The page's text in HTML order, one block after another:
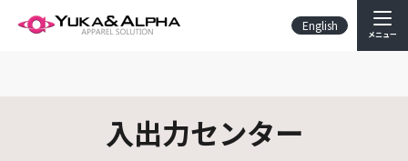
English
メニュー
入出力センター